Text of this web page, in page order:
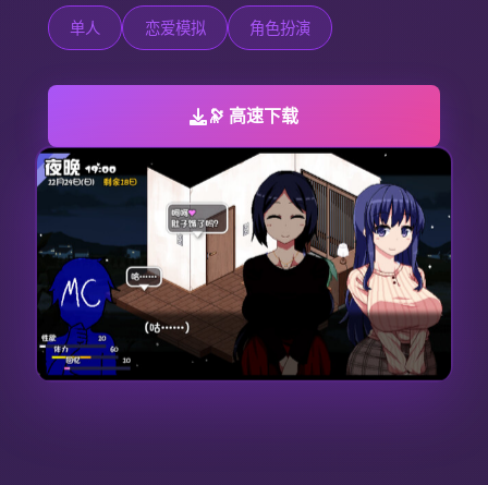
单人 恋爱模拟 角色扮演
🔭 高速下载